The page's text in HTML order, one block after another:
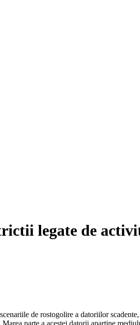
legate de
de rostogolire a datoriilor